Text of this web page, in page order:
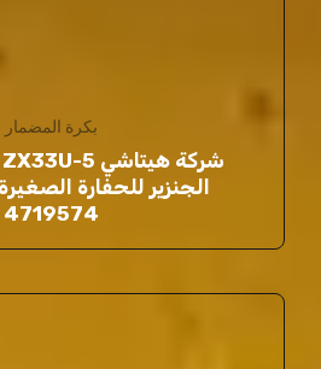
بكرة المضمار
الجنزير للحفارة
4719574